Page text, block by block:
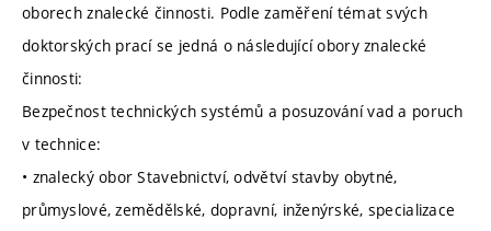
oborech znalecké činnosti. Podle zaměření témat svých
doktorských prací se jedná o následující obory znalecké
činnosti:
Bezpečnost technických systémů a posuzování vad a poruch
v technice:
• znalecký obor Stavebnictví, odvětví stavby obytné,
průmyslové, zemědělské, dopravní, inženýrské, specializace